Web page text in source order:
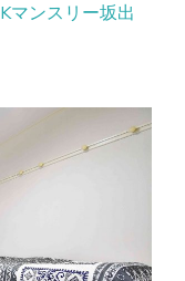
Kマンスリー坂出